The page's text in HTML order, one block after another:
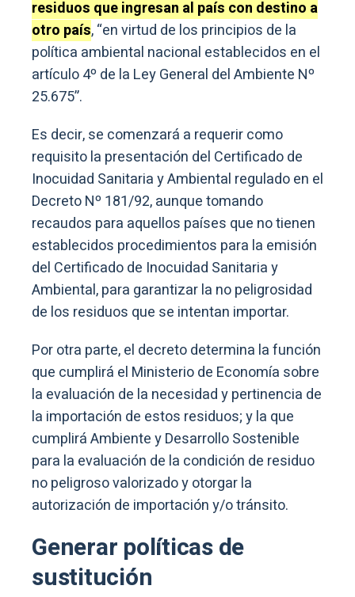
residuos que ingresan al país con destino a
otro país, “en virtud de los principios de la
política ambiental nacional establecidos en el
artículo 4º de la Ley General del Ambiente Nº
25.675”.
Es decir, se comenzará a requerir como
requisito la presentación del Certificado de
Inocuidad Sanitaria y Ambiental regulado en el
Decreto Nº 181/92, aunque tomando
recaudos para aquellos países que no tienen
establecidos procedimientos para la emisión
del Certificado de Inocuidad Sanitaria y
Ambiental, para garantizar la no peligrosidad
de los residuos que se intentan importar.
Por otra parte, el decreto determina la función
que cumplirá el Ministerio de Economía sobre
la evaluación de la necesidad y pertinencia de
la importación de estos residuos; y la que
cumplirá Ambiente y Desarrollo Sostenible
para la evaluación de la condición de residuo
no peligroso valorizado y otorgar la
autorización de importación y/o tránsito.
Generar políticas de
sustitución